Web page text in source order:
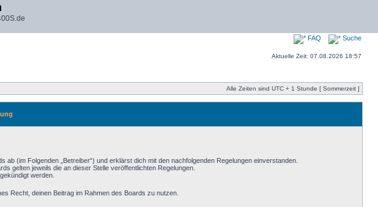
FAQ Suche
Aktuelle Zeit: 07.08.2026 18:57
Alle Zeiten sind UTC + 1 Stunde [ Sommerzeit ]
(im Folgenden „Betreiber“) und erklärst dich mit den nachfolgenden Regelungen einverstanden.
gelten jeweils die an dieser Stelle veröffentlichten Regelungen.
werden.
Recht, deinen Beitrag im Rahmen des Boards zu nutzen.